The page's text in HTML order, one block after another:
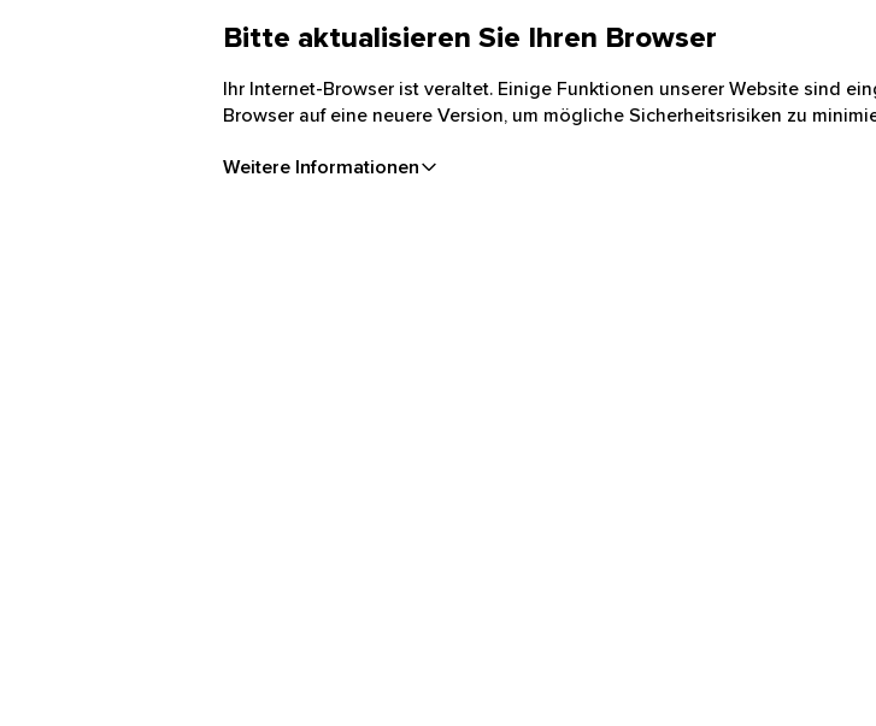
Bitte aktualisieren Sie Ihren Browser
Ihr Internet-Browser ist veraltet. Einige Funktionen unserer Website sind
Browser auf eine neuere Version, um mögliche Sicherheitsrisiken zu
Weitere Informationen